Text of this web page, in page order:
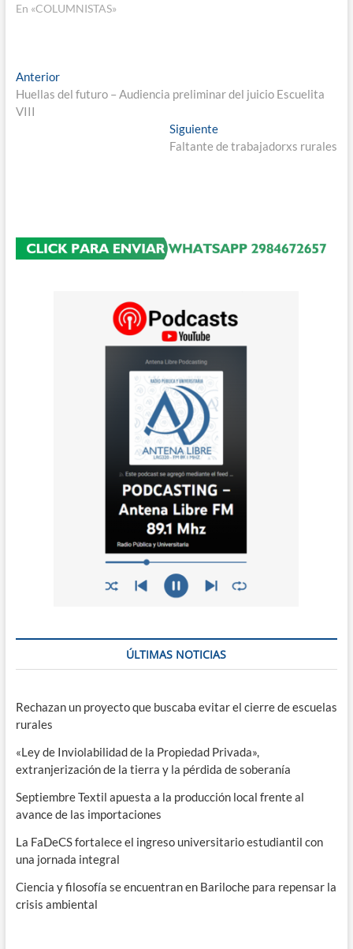
En «COLUMNISTAS»
Navegación
de
AnteriorEntrada
anterior:
Huellas del futuro – Audiencia preliminar del juicio Escuelita
VIII
SiguienteEntrada
siguiente:
Faltante de trabajadorxs rurales
ÚLTIMAS NOTICIAS
Rechazan un proyecto que buscaba evitar el cierre de escuelas
rurales
«Ley de Inviolabilidad de la Propiedad Privada»,
extranjerización de la tierra y la pérdida de soberanía
Septiembre Textil apuesta a la producción local frente al
avance de las importaciones
La FaDeCS fortalece el ingreso universitario estudiantil con
una jornada integral
Ciencia y filosofía se encuentran en Bariloche para repensar la
crisis ambiental